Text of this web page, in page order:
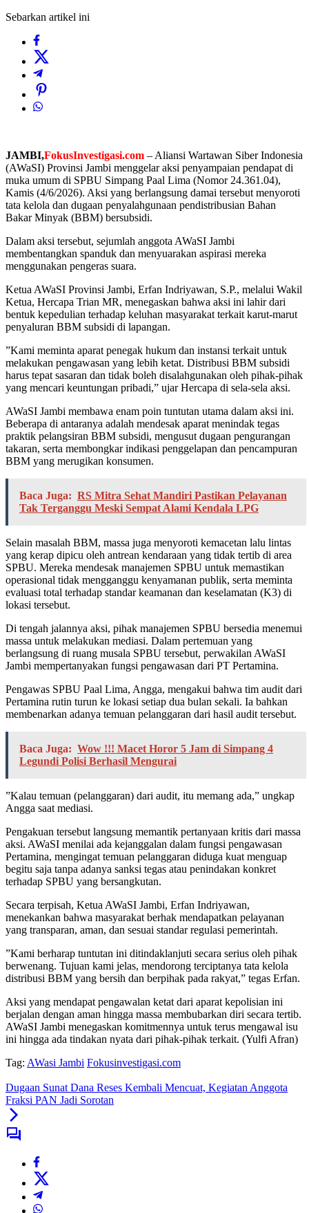
Sebarkan artikel ini
JAMBI,FokusInvestigasi.com – Aliansi Wartawan Siber Indonesia
(AWaSI) Provinsi Jambi menggelar aksi penyampaian pendapat di
muka umum di SPBU Simpang Paal Lima (Nomor 24.361.04),
Kamis (4/6/2026). Aksi yang berlangsung damai tersebut menyoroti
tata kelola dan dugaan penyalahgunaan pendistribusian Bahan
Bakar Minyak (BBM) bersubsidi.
​Dalam aksi tersebut, sejumlah anggota AWaSI Jambi
membentangkan spanduk dan menyuarakan aspirasi mereka
menggunakan pengeras suara.
​Ketua AWaSI Provinsi Jambi, Erfan Indriyawan, S.P., melalui Wakil
Ketua, Hercapa Trian MR, menegaskan bahwa aksi ini lahir dari
bentuk kepedulian terhadap keluhan masyarakat terkait karut-marut
penyaluran BBM subsidi di lapangan.
​”Kami meminta aparat penegak hukum dan instansi terkait untuk
melakukan pengawasan yang lebih ketat. Distribusi BBM subsidi
harus tepat sasaran dan tidak boleh disalahgunakan oleh pihak-pihak
yang mencari keuntungan pribadi,” ujar Hercapa di sela-sela aksi.
​AWaSI Jambi membawa enam poin tuntutan utama dalam aksi ini.
Beberapa di antaranya adalah mendesak aparat menindak tegas
praktik pelangsiran BBM subsidi, mengusut dugaan pengurangan
takaran, serta membongkar indikasi penggelapan dan pencampuran
BBM yang merugikan konsumen.
Baca Juga: RS Mitra Sehat Mandiri Pastikan Pelayanan
Tak Terganggu Meski Sempat Alami Kendala LPG
​Selain masalah BBM, massa juga menyoroti kemacetan lalu lintas
yang kerap dipicu oleh antrean kendaraan yang tidak tertib di area
SPBU. Mereka mendesak manajemen SPBU untuk memastikan
operasional tidak mengganggu kenyamanan publik, serta meminta
evaluasi total terhadap standar keamanan dan keselamatan (K3) di
lokasi tersebut.
​Di tengah jalannya aksi, pihak manajemen SPBU bersedia menemui
massa untuk melakukan mediasi. Dalam pertemuan yang
berlangsung di ruang musala SPBU tersebut, perwakilan AWaSI
Jambi mempertanyakan fungsi pengawasan dari PT Pertamina.
​Pengawas SPBU Paal Lima, Angga, mengakui bahwa tim audit dari
Pertamina rutin turun ke lokasi setiap dua bulan sekali. Ia bahkan
membenarkan adanya temuan pelanggaran dari hasil audit tersebut.
Baca Juga: Wow !!! Macet Horor 5 Jam di Simpang 4
Legundi Polisi Berhasil Mengurai
​”Kalau temuan (pelanggaran) dari audit, itu memang ada,” ungkap
Angga saat mediasi.
​Pengakuan tersebut langsung memantik pertanyaan kritis dari massa
aksi. AWaSI menilai ada kejanggalan dalam fungsi pengawasan
Pertamina, mengingat temuan pelanggaran diduga kuat menguap
begitu saja tanpa adanya sanksi tegas atau penindakan konkret
terhadap SPBU yang bersangkutan.
​Secara terpisah, Ketua AWaSI Jambi, Erfan Indriyawan,
menekankan bahwa masyarakat berhak mendapatkan pelayanan
yang transparan, aman, dan sesuai standar regulasi pemerintah.
​”Kami berharap tuntutan ini ditindaklanjuti secara serius oleh pihak
berwenang. Tujuan kami jelas, mendorong terciptanya tata kelola
distribusi BBM yang bersih dan berpihak pada rakyat,” tegas Erfan.
​Aksi yang mendapat pengawalan ketat dari aparat kepolisian ini
berjalan dengan aman hingga massa membubarkan diri secara tertib.
AWaSI Jambi menegaskan komitmennya untuk terus mengawal isu
ini hingga ada tindakan nyata dari pihak-pihak terkait. (Yulfi Afran)
Tag: AWasi Jambi Fokusinvestigasi.com
Dugaan Sunat Dana Reses Kembali Mencuat, Kegiatan Anggota
Fraksi PAN Jadi Sorotan